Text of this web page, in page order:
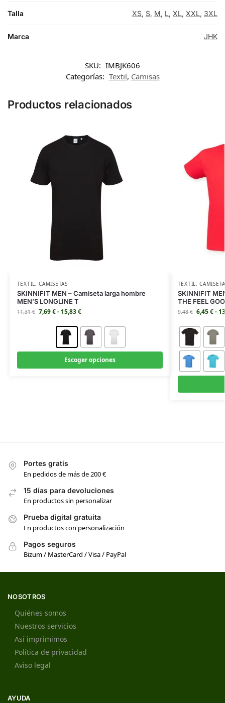
Talla XS, S, M, L, XL, XXL, 3XL
Marca JHK
SKU: IMBJK606
Categorías: Textil, Camisas
Productos relacionados
TEXTIL,CAMISETAS
SKINNIFIT MEN – Camiseta larga hombre
MEN’S LONGLINE T
11,31€ 7,69€- 15,83€
Escoger opciones
TEXTIL,
SKINNIFIT
THE FEEL
9,48€ 6,45€-
Portes gratis
En pedidos de más de 200 €
15 días para devoluciones
En productos sin personalizar
Prueba digital gratuita
En productos con personalización
Pagos seguros
Bizum / MasterCard / Visa / PayPal
NOSOTROS
Quiénes somos
Nuestros servicios
Así imprimimos
Política de privacidad
Aviso legal
AYUDA